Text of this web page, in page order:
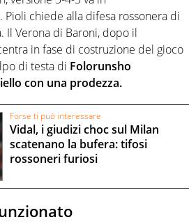
Pioli chiede alla difesa rossonera di
Il Verona di Baroni, dopo il
in fase di costruzione del gioco
di testa di Folorunsho
con una prodezza.
Forse ti può interessare
Vidal, i giudizi choc sul Milan
scatenano la bufera: tifosi
rossoneri furiosi